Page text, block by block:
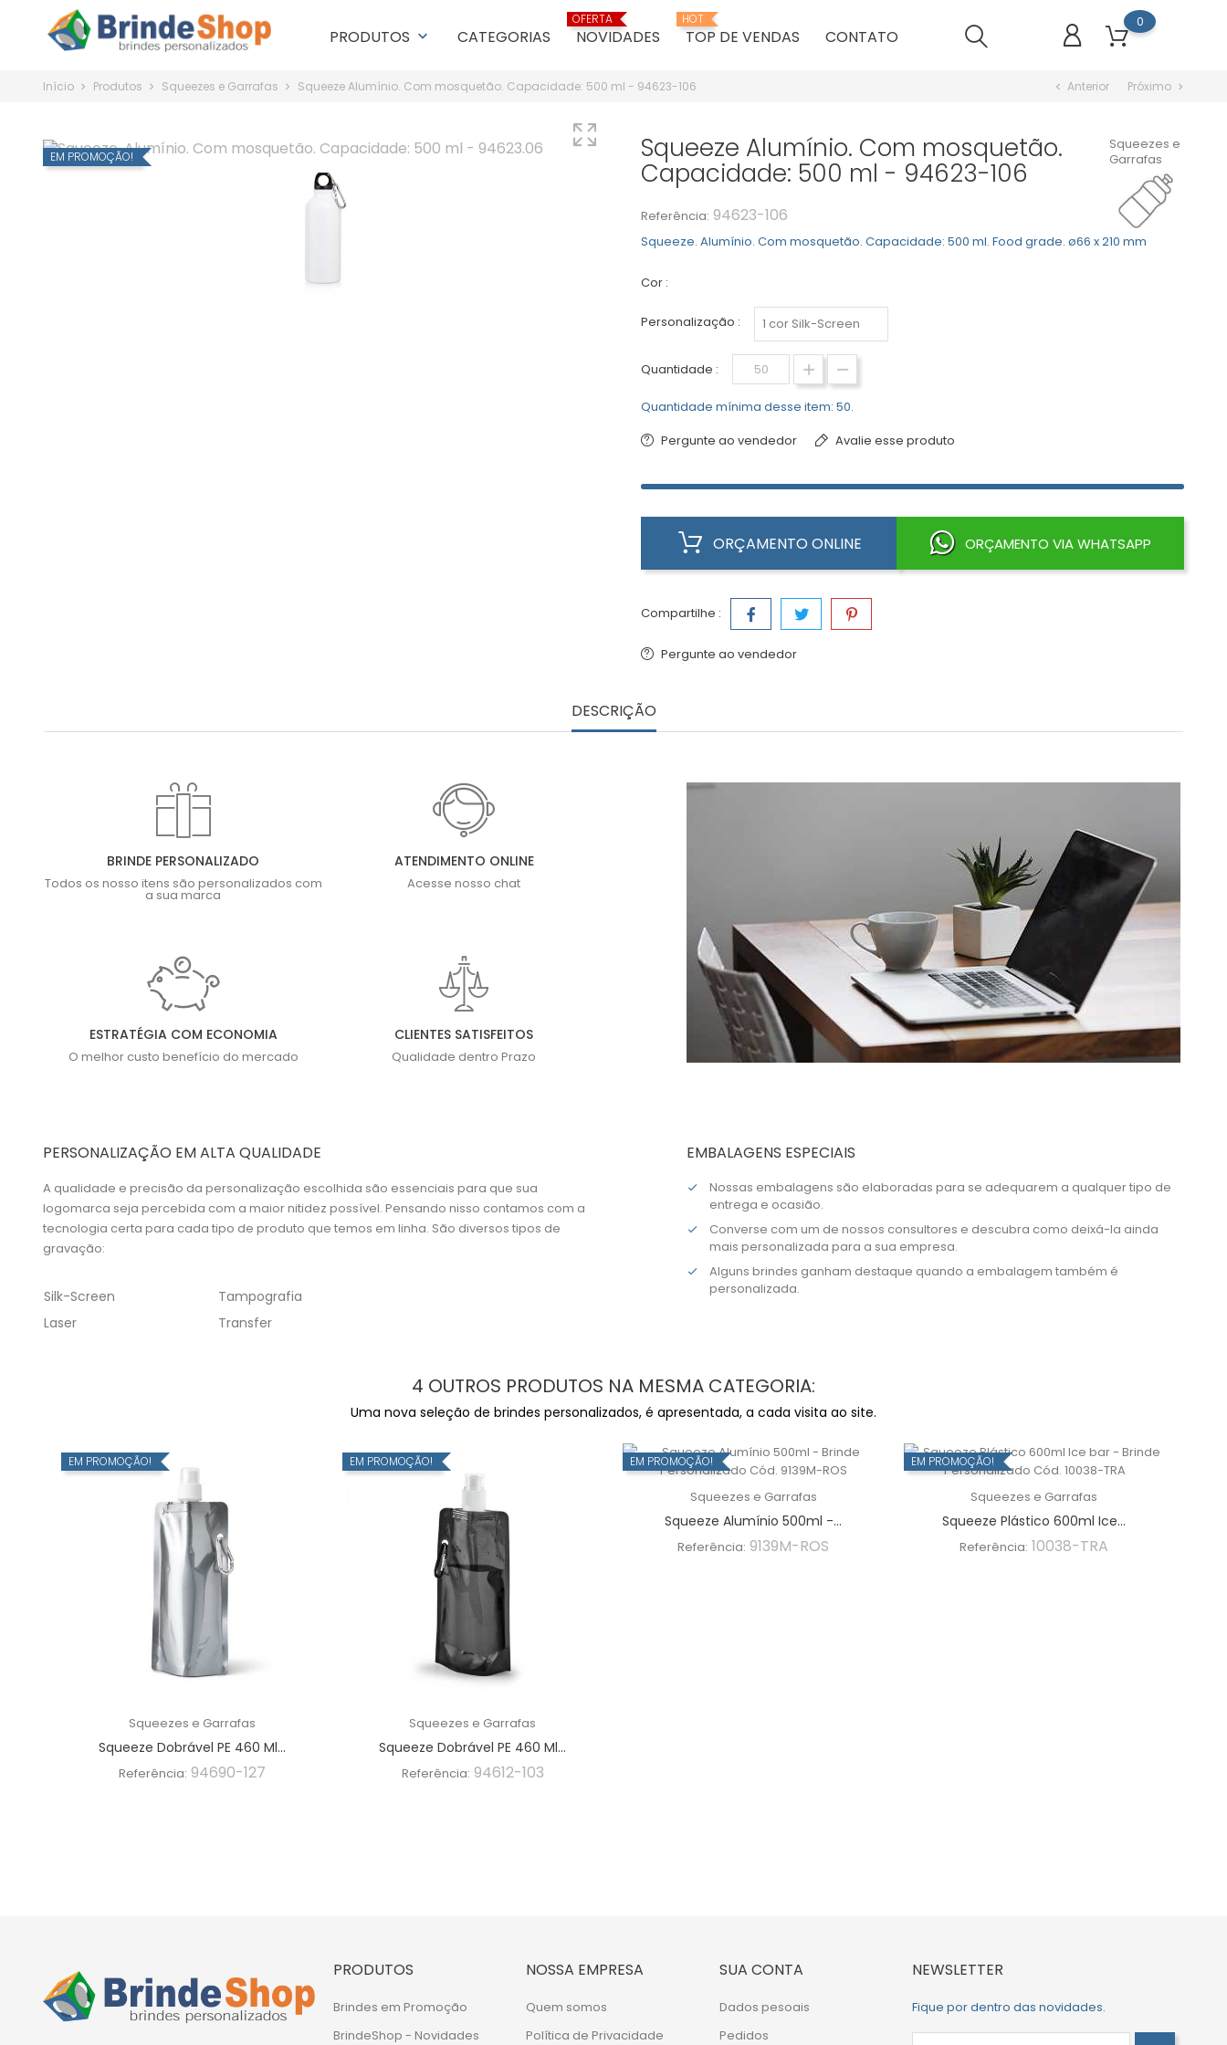
PRODUTOS keyboard_arrow_down CATEGORIAS
OFERTA
NOVIDADES
HOT
TOP DE VENDAS CONTATO
0
Início Produtos Squeezes e Garrafas Squeeze Alumínio. Com mosquetão. Capacidade: 500 ml - 94623-106 chevron_left Anterior Próximo chevron_right
EM PROMOÇÃO! Squeeze Alumínio. Com mosquetão.
Capacidade: 500 ml - 94623-106
Referência: 94623-106
Squeeze. Alumínio. Com mosquetão. Capacidade: 500 ml. Food grade. ø66 x 210 mm
Cor :
Personalização :
Quantidade :
Quantidade mínima desse item: 50.
Pergunte ao vendedor
Avalie esse produto
ORÇAMENTO ONLINE ORÇAMENTO VIA WHATSAPP
Compartilhe :
Squeezes e
Garrafas
Pergunte ao vendedor
DESCRIÇÃO
BRINDE PERSONALIZADO
Todos os nosso itens são personalizados com
a sua marca
ATENDIMENTO ONLINE
Acesse nosso chat
ESTRATÉGIA COM ECONOMIA
O melhor custo benefício do mercado
CLIENTES SATISFEITOS
Qualidade dentro Prazo
PERSONALIZAÇÃO EM ALTA QUALIDADE
A qualidade e precisão da personalização escolhida são essenciais para que sua
logomarca seja percebida com a maior nitidez possível. Pensando nisso contamos com a
tecnologia certa para cada tipo de produto que temos em linha. São diversos tipos de
gravação:
Silk-Screen
Laser
Tampografia
Transfer
EMBALAGENS ESPECIAIS
Nossas embalagens são elaboradas para se adequarem a qualquer tipo de
entrega e ocasião.
Converse com um de nossos consultores e descubra como deixá-la ainda
mais personalizada para a sua empresa.
Alguns brindes ganham destaque quando a embalagem também é
personalizada.
4 OUTROS PRODUTOS NA MESMA CATEGORIA:
Uma nova seleção de brindes personalizados, é apresentada, a cada visita ao site.
EM PROMOÇÃO!
Squeezes e Garrafas
Squeeze Dobrável PE 460 Ml...
Referência: 94690-127
EM PROMOÇÃO!
Squeezes e Garrafas
Squeeze Dobrável PE 460 Ml...
Referência: 94612-103
EM PROMOÇÃO!
Squeezes e Garrafas
Squeeze Alumínio 500ml -...
Referência: 9139M-ROS
EM PROMOÇÃO!
Squeezes e Garrafas
Squeeze Plástico 600ml Ice...
Referência: 10038-TRA
PRODUTOS
Brindes em Promoção
BrindeShop - Novidades
NOSSA EMPRESA
Quem somos
Política de Privacidade
SUA CONTA
Dados pesoais
Pedidos
NEWSLETTER
Fique por dentro das novidades.